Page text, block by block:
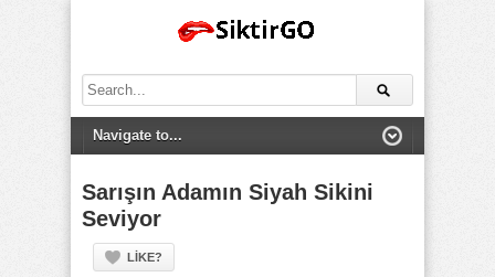
Search
for:
Sarışın Adamın Siyah Sikini
Seviyor
LIKE?